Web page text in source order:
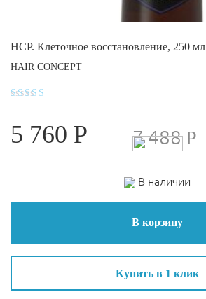
HCP. Клеточное восстановление, 250 мл
HAIR CONCEPT
из 5
5 760 Р 7 488Р
В наличии
В корзину
Купить в 1 клик